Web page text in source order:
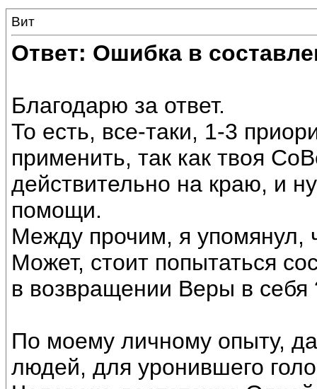
Вит
Ответ: Ошибка в
Благодарю за ответ.
То есть, все-таки, 1-3
применить, так как твоя
действительно на краю, и
помощи.
Между прочим, я упомянул,
Может, стоит попытаться
в возвращении Веры в себя
По моему личному опыту,
людей, для уронившего